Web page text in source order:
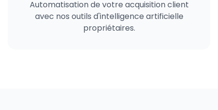
Automatisation de votre acquisition client
avec nos outils d'intelligence artificielle
propriétaires.